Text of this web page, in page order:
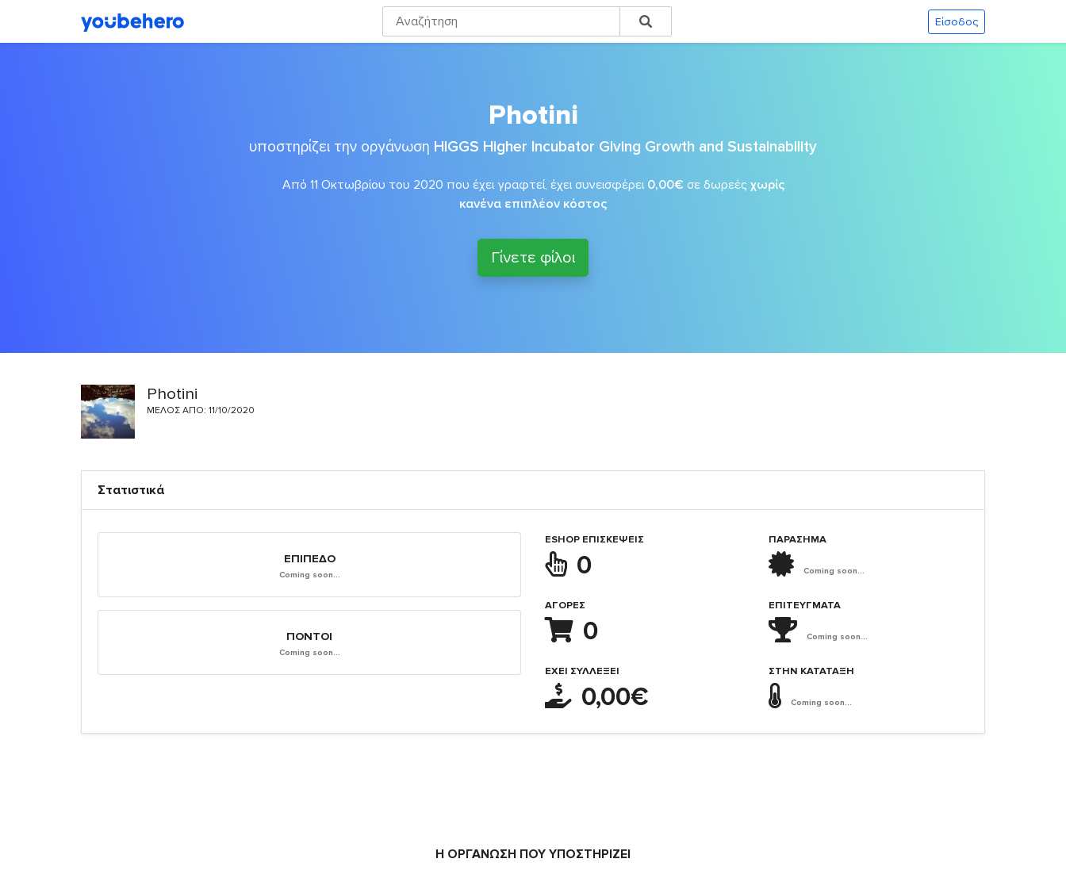
Είσοδος
Photini
υποστηρίζει την οργάνωση HIGGS Higher Incubator Giving Growth and Sustainability
Από 11 Οκτωβρίου του 2020 που έχει γραφτεί, έχει συνεισφέρει 0,00€ σε δωρεές χωρίς
κανένα επιπλέον κόστος
Γίνετε φίλοι
Photini
ΜΈΛΟΣ ΑΠΌ: 11/10/2020
Στατιστικά
ΕΠΊΠΕΔΟ
Coming soon...
ΠΌΝΤΟΙ
Coming soon...
ESHOP ΕΠΙΣΚΈΨΕΙΣ
0
ΑΓΟΡΈΣ
0
ΈΧΕΙ ΣΥΛΛΈΞΕΙ
0,00€
ΠΑΡΑΣΗΜΑ
Coming soon...
ΕΠΙΤΕΎΓΜΑΤΑ
Coming soon...
ΣΤΗΝ ΚΑΤΆΤΑΞΗ
Coming soon...
Η ΟΡΓΆΝΩΣΗ ΠΟΥ ΥΠΟΣΤΗΡΙΖΕΙ